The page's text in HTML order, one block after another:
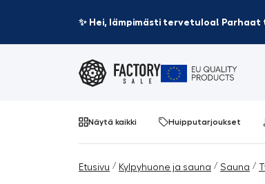
✨ Hei, lämpimästi tervetuloa!
Näytä kaikki Huipputarjoukset
Etusivu / Kylpyhuone ja sauna / Sauna /